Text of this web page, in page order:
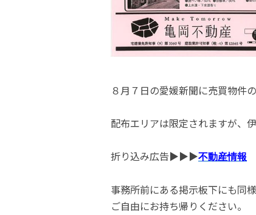
８月７日の愛媛新聞に売買物件
配布エリアは限定されますが、
折り込み広告▶▶▶不動産情報
事務所前にある掲示板下にも同
ご自由にお持ち帰りください。